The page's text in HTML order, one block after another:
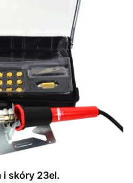
i skóry 23el.